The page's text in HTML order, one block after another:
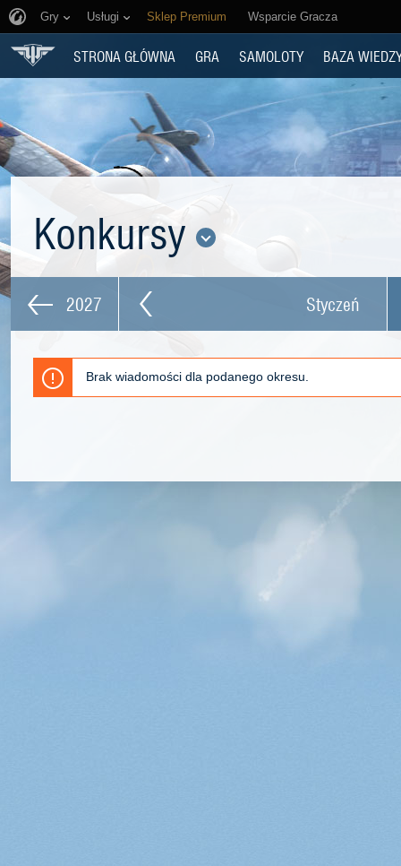
Gry Usługi Sklep Premium Wsparcie Gracza
STRONA GŁÓWNA GRA SAMOLOTY BAZA
Konkursy
2027 Styczeń
Brak wiadomości dla podanego okresu.